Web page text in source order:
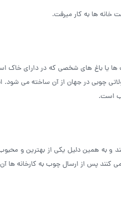
ها به کار میرفت.
ها یا باغ های شخصی که در دارای
چوبی در جهان از آن ساخته می شود.
است.
و به همین دلیل یکی از بهترین و
پس از ارسال چوب به کارخانه ها